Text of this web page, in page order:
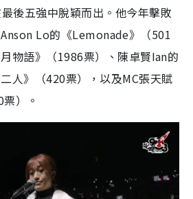
後五強中脫穎而出。他今年擊敗
Lo的《Lemonade》（501
物語》（1986票）、陳卓賢Ian的
人》（420票），以及MC張天賦
）。